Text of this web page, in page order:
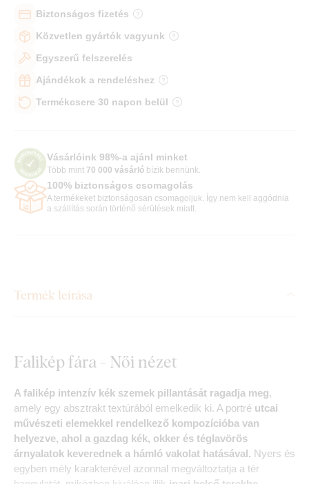
Biztonságos fizetés
Közvetlen gyártók vagyunk
Egyszerű felszerelés
Ajándékok a rendeléshez
Termékcsere 30 napon belül
Vásárlóink 98%-a ajánl minket
Több mint 70 000 vásárló bízik bennünk.
100% biztonságos csomagolás
A termékeket biztonságosan csomagoljuk. Így nem kell aggódnia
a szállítás során történő sérülések miatt.
Termék leírása
Falikép fára - Női nézet
A falikép intenzív kék szemek pillantását ragadja meg,
amely egy absztrakt textúrából emelkedik ki. A portré utcai
művészeti elemekkel rendelkező kompozícióba van
helyezve, ahol a gazdag kék, okker és téglavörös
árnyalatok keverednek a hámló vakolat hatásával. Nyers és
egyben mély karakterével azonnal megváltoztatja a tér